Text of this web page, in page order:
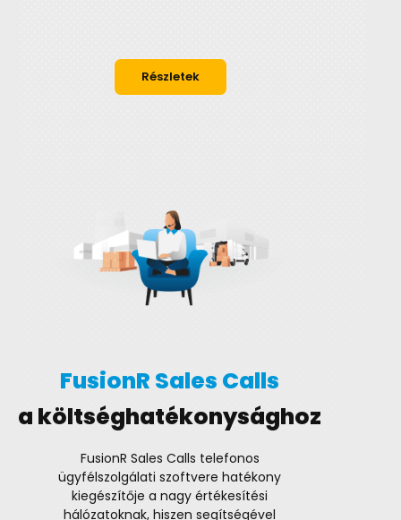
Részletek
FusionR Sales Calls
a költséghatékonysághoz
FusionR Sales Calls telefonos
ügyfélszolgálati szoftvere hatékony
kiegészítője a nagy értékesítési
hálózatoknak, hiszen segítségével